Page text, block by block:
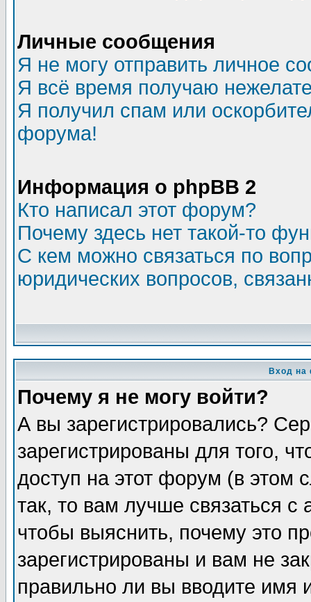
Личные сообщения
Я не могу отправить личное
Я всё время получаю
Я получил спам или
форума!
Информация о phpBB 2
Кто написал этот форум?
Почему здесь нет такой-то
С кем можно связаться по
юридических вопросов,
Вход на
Почему я не могу войти?
А вы зарегистрировались?
зарегистрированы для того,
доступ на этот форум (в этом
так, то вам лучше связаться
чтобы выяснить, почему это
зарегистрированы и вам не
правильно ли вы вводите